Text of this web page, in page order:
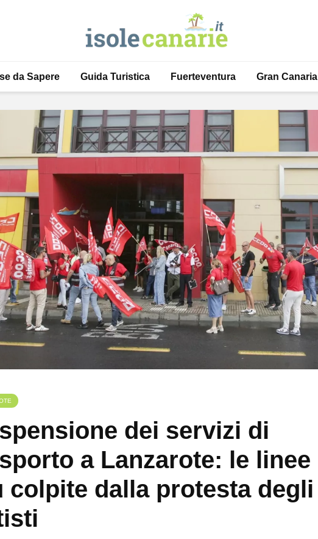
da Sapere Guida Turistica Fuerteventura Gran Canaria
dei servizi di
a Lanzarote: le linee
colpite dalla protesta degli